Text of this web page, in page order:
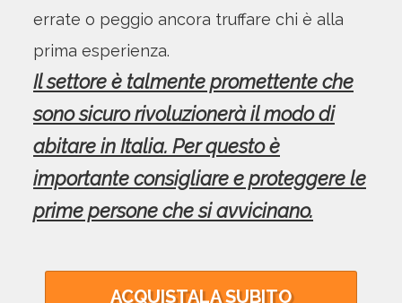
errate o peggio ancora truffare chi è alla
prima esperienza.
Il settore è talmente promettente che
sono sicuro rivoluzionerà il modo di
abitare in Italia. Per questo è
importante consigliare e proteggere le
prime persone che si avvicinano.
ACQUISTALA SUBITO